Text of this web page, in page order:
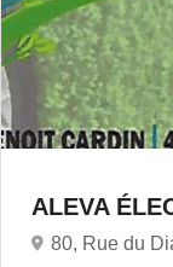
ALEVA
80, Rue du